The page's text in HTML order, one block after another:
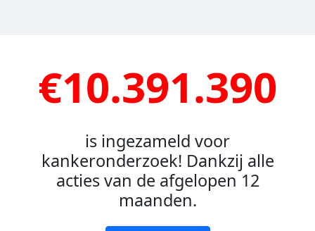
€10.391.390
is ingezameld voor
kankeronderzoek! Dankzij alle
acties van de afgelopen 12
maanden.